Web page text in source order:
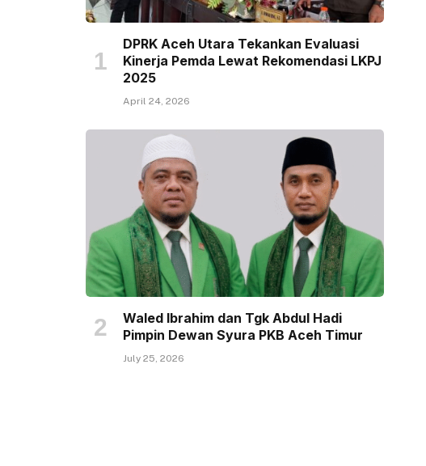
DPRK Aceh Utara Tekankan Evaluasi
Kinerja Pemda Lewat Rekomendasi LKPJ
2025
April 24, 2026
Waled Ibrahim dan Tgk Abdul Hadi
Pimpin Dewan Syura PKB Aceh Timur
July 25, 2026